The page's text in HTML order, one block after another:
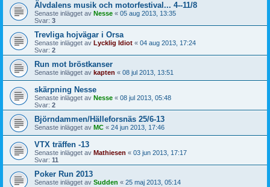
Älvdalens musik och motorfestival... 4--11/8
Senaste inlägget av Nesse « 05 aug 2013, 13:35
Svar: 3
Trevliga hojvägar i Orsa
Senaste inlägget av Lycklig Idiot « 04 aug 2013, 17:24
Svar: 2
Run mot bröstkanser
Senaste inlägget av kapten « 08 jul 2013, 13:51
skärpning Nesse
Senaste inlägget av Nesse « 08 jul 2013, 05:48
Svar: 2
Björndammen/Hälleforsnäs 25/6-13
Senaste inlägget av MC « 24 jun 2013, 17:46
VTX träffen -13
Senaste inlägget av Mathiesen « 03 jun 2013, 17:17
Svar: 11
Poker Run 2013
Senaste inlägget av Sudden « 25 maj 2013, 05:14